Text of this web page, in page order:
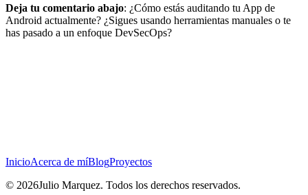
Deja tu comentario abajo: ¿Cómo estás auditando tu App de
Android actualmente? ¿Sigues usando herramientas manuales o te
has pasado a un enfoque DevSecOps?
InicioAcerca de míBlogProyectos
© 2026Julio Marquez. Todos los derechos reservados.